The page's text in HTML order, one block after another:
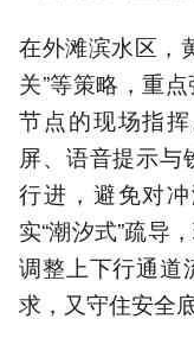
在外滩滨水区，
关”等策略，重
节点的现场指
屏、语音提示与
行进，避免对
实“潮汐式”疏导
调整上下行通道
求，又守住安全底